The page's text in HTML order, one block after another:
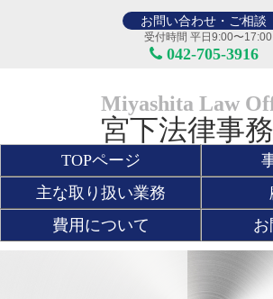
お問い合わせ・ご相談
受付時間 平日9:00〜17:00
042-705-3916
Miyashita Law
宮下法律事
TOPページ
主な取り扱い業務
費用について